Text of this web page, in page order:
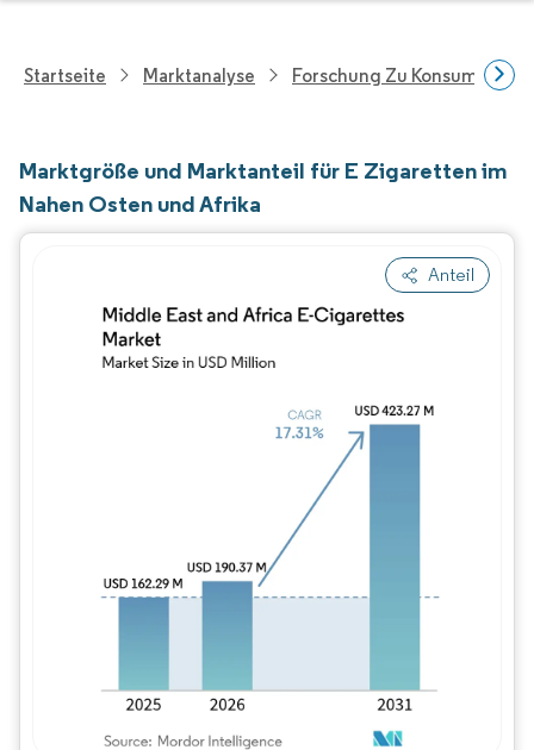
Startseite Marktanalyse Forschung Zu
Marktgröße und Marktanteil für E Zigaretten im
Nahen Osten und Afrika
Anteil
Bild © Mordor Intelligence.